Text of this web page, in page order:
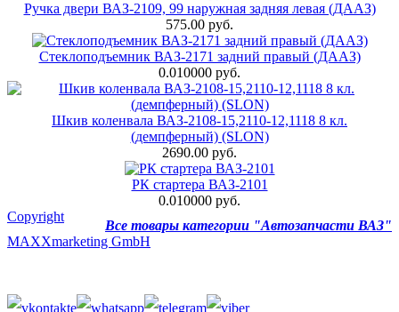
Ручка двери ВАЗ-2109, 99 наружная задняя левая (ДААЗ)
575.00 руб.
Стеклоподъемник ВАЗ-2171 задний правый (ДААЗ)
0.010000 руб.
Шкив коленвала ВАЗ-2108-15,2110-12,1118 8 кл.
(демпферный) (SLON)
2690.00 руб.
РК стартера ВАЗ-2101
0.010000 руб.
Все товары категории "Автозапчасти ВАЗ"
Copyright
MAXXmarketing GmbH